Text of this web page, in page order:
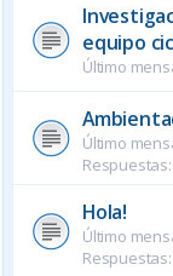
equipo
Último
Último
Respuestas:
Hola!
Último
Respuestas: